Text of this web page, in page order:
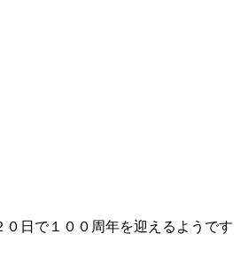
０日で１００周年を迎えるようです